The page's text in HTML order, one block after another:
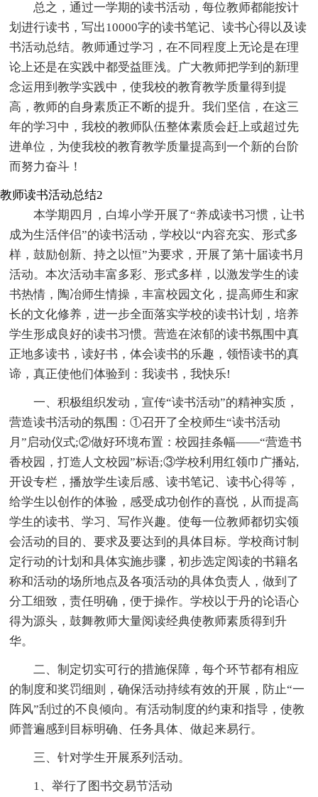
总之，通过一学期的读书活动，每位教师都能按计
划进行读书，写出10000字的读书笔记、读书心得以及读
书活动总结。教师通过学习，在不同程度上无论是在理
论上还是在实践中都受益匪浅。广大教师把学到的新理
念运用到教学实践中，使我校的教育教学质量得到提
高，教师的自身素质正不断的提升。我们坚信，在这三
年的学习中，我校的教师队伍整体素质会赶上或超过先
进单位，为使我校的教育教学质量提高到一个新的台阶
而努力奋斗！
教师读书活动总结2
本学期四月，白埠小学开展了“养成读书习惯，让书
成为生活伴侣”的读书活动，学校以“内容充实、形式多
样，鼓励创新、持之以恒”为要求，开展了第十届读书月
活动。本次活动丰富多彩、形式多样，以激发学生的读
书热情，陶冶师生情操，丰富校园文化，提高师生和家
长的文化修养，进一步全面落实学校的读书计划，培养
学生形成良好的读书习惯。营造在浓郁的读书氛围中真
正地多读书，读好书，体会读书的乐趣，领悟读书的真
谛，真正使他们体验到：我读书，我快乐!
一、积极组织发动，宣传“读书活动”的精神实质，
营造读书活动的氛围：①召开了全校师生“读书活动
月”启动仪式;②做好环境布置：校园挂条幅——“营造书
香校园，打造人文校园”标语;③学校利用红领巾广播站,
开设专栏，播放学生读后感、读书笔记、读书心得等，
给学生以创作的体验，感受成功创作的喜悦，从而提高
学生的读书、学习、写作兴趣。使每一位教师都切实领
会活动的目的、要求及要达到的具体目标。学校商讨制
定行动的计划和具体实施步骤，初步选定阅读的书籍名
称和活动的场所地点及各项活动的具体负责人，做到了
分工细致，责任明确，便于操作。学校以于丹的论语心
得为源头，鼓舞教师大量阅读经典使教师素质得到升
华。
二、制定切实可行的措施保障，每个环节都有相应
的制度和奖罚细则，确保活动持续有效的开展，防止“一
阵风”刮过的不良倾向。有活动制度的约束和指导，使教
师普遍感到目标明确、任务具体、做起来易行。
三、针对学生开展系列活动。
1、举行了图书交易节活动